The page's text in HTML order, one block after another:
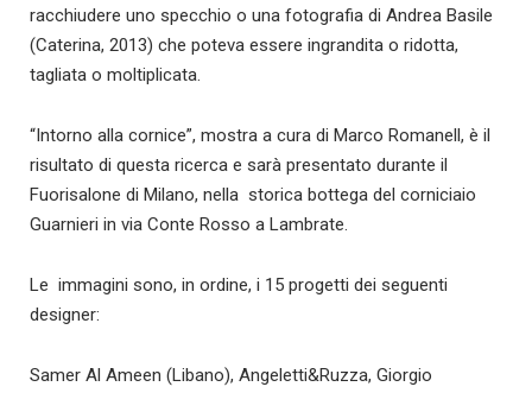
racchiudere uno specchio o una fotografia di Andrea Basile
(Caterina, 2013) che poteva essere ingrandita o ridotta,
tagliata o moltiplicata.
“Intorno alla cornice”, mostra a cura di Marco Romanell, è il
risultato di questa ricerca e sarà presentato durante il
Fuorisalone di Milano, nella storica bottega del corniciaio
Guarnieri in via Conte Rosso a Lambrate.
Le immagini sono, in ordine, i 15 progetti dei seguenti
designer:
Samer Al Ameen (Libano), Angeletti&Ruzza, Giorgio